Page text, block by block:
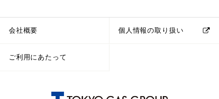
会社概要 個人情報の取り扱い
ご利用にあたって